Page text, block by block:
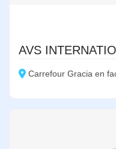
AVS
Carrefour Gracia en